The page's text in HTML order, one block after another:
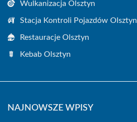
Wulkanizacja Olsztyn
Stacja Kontroli Pojazdów Olsztyn
Restauracje Olsztyn
Kebab Olsztyn
NAJNOWSZE WPISY